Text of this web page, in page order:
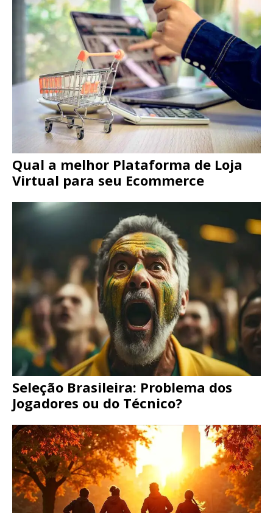
Qual a melhor Plataforma de Loja
Virtual para seu Ecommerce
Seleção Brasileira: Problema dos
Jogadores ou do Técnico?